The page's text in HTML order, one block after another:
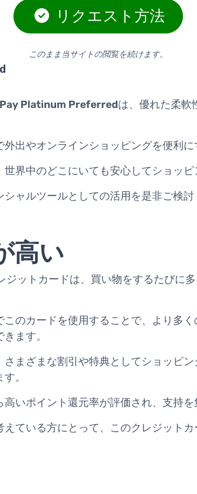
リクエスト方法
このまま当サイトの閲覧を続けます。
Platinum Preferredは、優れた柔軟
出やオンラインショッピングを便利に
界中のどこにいても安心してショッピ
ャルツールとしての活用を是非ご検討
高い
ジットカードは、買い物をするたびに
のカードを使用することで、より多
ます。
まざまな割引や特典としてショッピ
。
いポイント還元率が評価され、支持を
ている方にとって、このクレジット